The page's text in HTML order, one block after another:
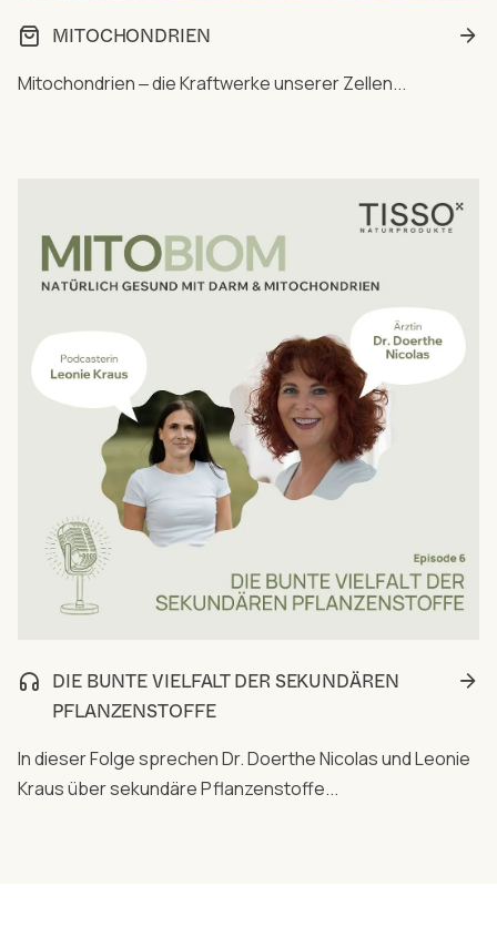
MITOCHONDRIEN
Mitochondrien ‒ die Kraftwerke unserer Zellen...
DIE BUNTE VIELFALT DER SEKUNDÄREN
PFLANZENSTOFFE
In dieser Folge sprechen Dr. Doerthe Nicolas und Leonie
Kraus über sekundäre Pflanzenstoffe...